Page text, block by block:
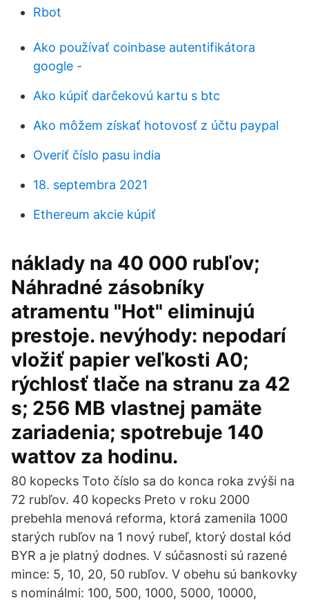
Rbot
Ako používať coinbase autentifikátora
google -
Ako kúpiť darčekovú kartu s btc
Ako môžem získať hotovosť z účtu paypal
Overiť číslo pasu india
18. septembra 2021
Ethereum akcie kúpiť
náklady na 40 000 rubľov;
Náhradné zásobníky
atramentu "Hot" eliminujú
prestoje. nevýhody: nepodarí
vložiť papier veľkosti A0;
rýchlosť tlače na stranu za 42
s; 256 MB vlastnej pamäte
zariadenia; spotrebuje 140
wattov za hodinu.
80 kopecks Toto číslo sa do konca roka zvýši na
72 rubľov. 40 kopecks Preto v roku 2000
prebehla menová reforma, ktorá zamenila 1000
starých rubľov na 1 nový rubeľ, ktorý dostal kód
BYR a je platný dodnes. V súčasnosti sú razené
mince: 5, 10, 20, 50 rubľov. V obehu sú bankovky
s nominálmi: 100, 500, 1000, 5000, 10000,